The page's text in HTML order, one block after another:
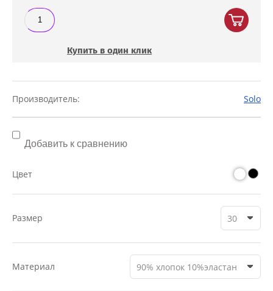
Купить в один клик
Производитель: Solo
Добавить к сравнению
Цвет
Размер 30
Материал 90% хлопок 10%эластан